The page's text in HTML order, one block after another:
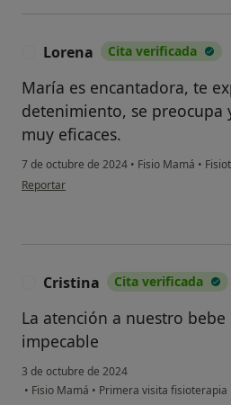
Lorena Cita verificada
María es encantadora, te
detenimiento, se preocupa
muy eficaces.
7 de octubre de 2024 • Fisio Mamá •
en opinión del usuario Lorena
Reportar
Cristina Cita verificada
La atención a nuestro
impecable
3 de octubre de 2024
• Fisio Mamá • Primera visita fisioterapia